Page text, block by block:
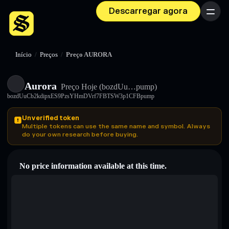
Descarregar agora Menu
Início / Preços / Preço AURORA
Aurora Preço Hoje (bozdUu…pump)
bozdUuCb2kdipxES9PzsYHmDVrf7FBTSW3p1CFBpump
Unverified token
Multiple tokens can use the same name and symbol. Always
do your own research before buying.
No price information available at this time.